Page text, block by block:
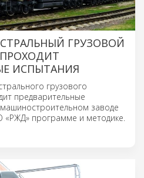
ГРУЗОВОЙ
ИСПЫТАНИЯ
грузового
предварительные
заводе
«РЖД» программе и методике.